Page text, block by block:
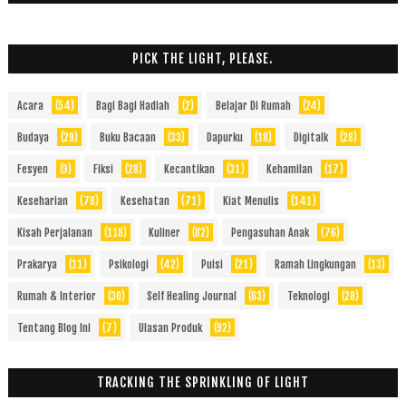
PICK THE LIGHT, PLEASE.
Acara (54) Bagi Bagi Hadiah (2) Belajar Di Rumah (24)
Budaya (29) Buku Bacaan (33) Dapurku (18) Digitalk (28)
Fesyen (9) Fiksi (28) Kecantikan (31) Kehamilan (17)
Keseharian (78) Kesehatan (71) Kiat Menulis (141)
Kisah Perjalanan (118) Kuliner (82) Pengasuhan Anak (76)
Prakarya (11) Psikologi (42) Puisi (21) Ramah Lingkungan (13)
Rumah & Interior (30) Self Healing Journal (63) Teknologi (28)
Tentang Blog Ini (7) Ulasan Produk (92)
TRACKING THE SPRINKLING OF LIGHT